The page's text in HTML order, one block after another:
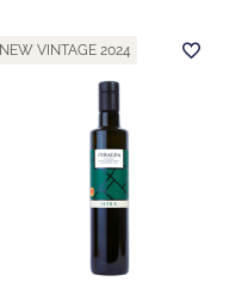
NEW VINTAGE 2024